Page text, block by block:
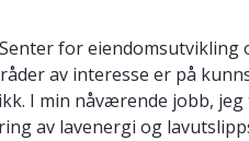
for
av interesse er på
I min nåværende jobb,
av lavenergi og